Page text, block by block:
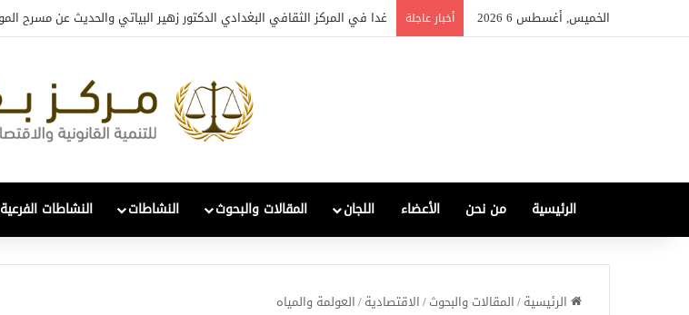
الخميس, أغسطس 6 2026 أخبار عاجلة الصناعة العراقية بين التعافي والتحول: قراءة في واقع 2022-2026
الرئيسية من نحن الأعضاء اللجان المقالات والبحوث النشاطات النشاطات الفرعية
الرئيسية/المقالات والبحوث/الاقتصادية/العولمة والمياه